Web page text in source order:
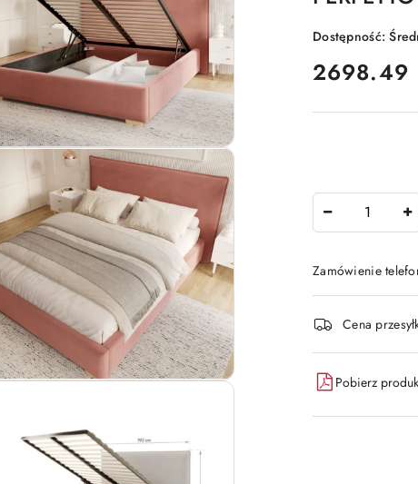
Dostępność:
cena:
2698.49
Zamówienie
i
dostawa
Cena
Pobierz